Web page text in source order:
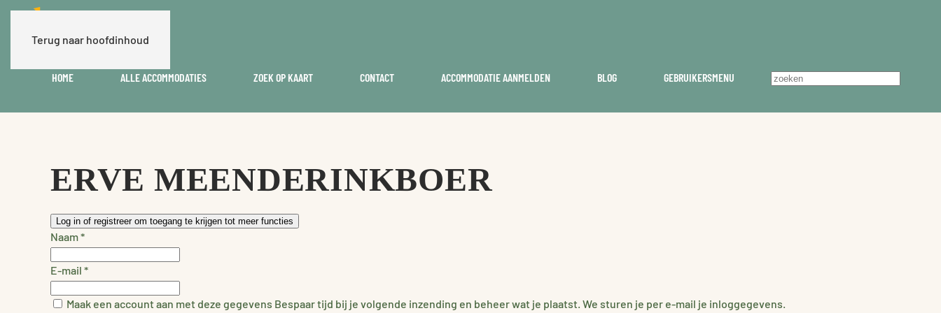
Terug naar hoofdinhoud
HOME ALLE ACCOMMODATIES ZOEK OP KAART CONTACT ACCOMMODATIE AANMELDEN BLOG GEBRUIKERSMENU
ERVE MEENDERINKBOER
Log in of registreer om toegang te krijgen tot meer functies
Naam*
E-mail *
Maak een account aan met deze gegevens Bespaar tijd bij je volgende inzending en beheer wat je plaatst. We sturen je per e-mail je inloggegevens.